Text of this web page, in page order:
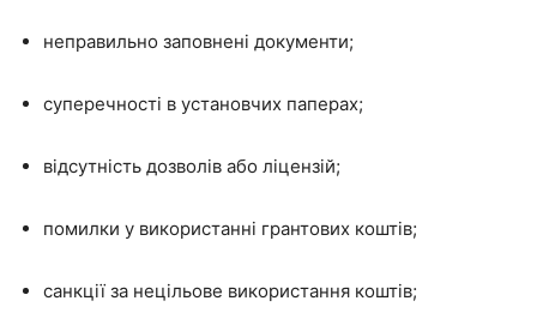
неправильно заповнені документи;
суперечності в установчих паперах;
відсутність дозволів або ліцензій;
помилки у використанні грантових коштів;
санкції за нецільове використання коштів;